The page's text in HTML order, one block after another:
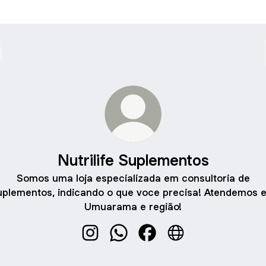
Nutrilife Suplementos
Somos uma loja especializada em consultoria de
indicando o que voce precisa! Atendemos
Umuarama e região!